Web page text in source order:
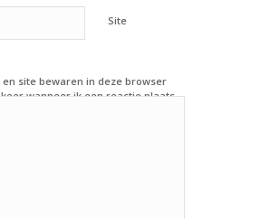
Site
site bewaren in deze browser
wanneer ik een reactie plaats.